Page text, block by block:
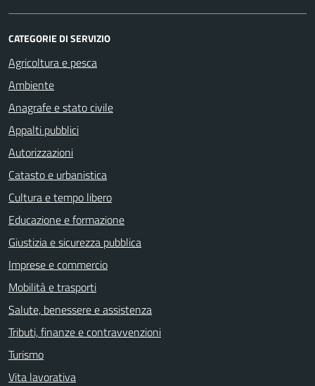
CATEGORIE DI SERVIZIO
Agricoltura e pesca
Ambiente
Anagrafe e stato civile
Appalti pubblici
Autorizzazioni
Catasto e urbanistica
Cultura e tempo libero
Educazione e formazione
Giustizia e sicurezza pubblica
Imprese e commercio
Mobilità e trasporti
Salute, benessere e assistenza
Tributi, finanze e contravvenzioni
Turismo
Vita lavorativa